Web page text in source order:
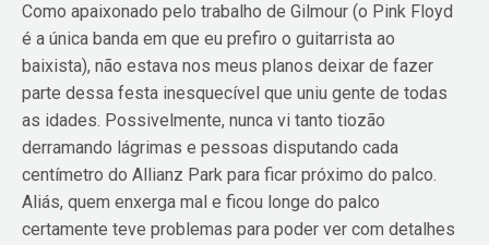
Como apaixonado pelo trabalho de Gilmour (o Pink Floyd
é a única banda em que eu prefiro o guitarrista ao
baixista), não estava nos meus planos deixar de fazer
parte dessa festa inesquecível que uniu gente de todas
as idades. Possivelmente, nunca vi tanto tiozão
derramando lágrimas e pessoas disputando cada
centímetro do Allianz Park para ficar próximo do palco.
Aliás, quem enxerga mal e ficou longe do palco
certamente teve problemas para poder ver com detalhes